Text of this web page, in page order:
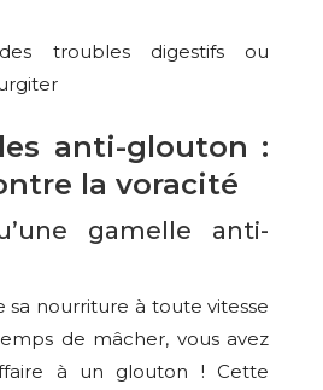
troubles digestifs ou
anti-glouton :
la voracité
gamelle anti-
sa nourriture à toute vitesse
de mâcher, vous avez
à un glouton ! Cette